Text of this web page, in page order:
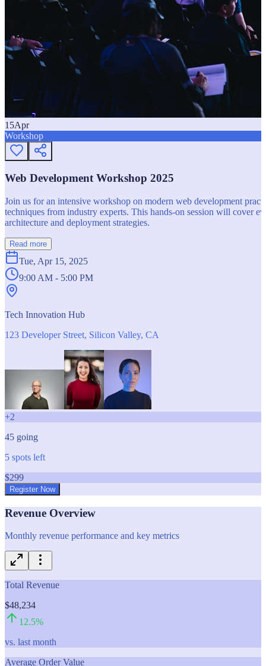
15Apr
Workshop
Web Development Workshop 2025
Join us for an intensive workshop on modern web development
techniques from industry experts. This hands-on session will cover
architecture and deployment strategies.
Read more
Tue, Apr 15, 2025
9:00 AM - 5:00 PM
Tech Innovation Hub
123 Developer Street, Silicon Valley, CA
+2
45 going
5 spots left
$299
Register Now
Revenue Overview
Monthly revenue performance and key metrics
Total Revenue
$48,234
12.5%
vs. last month
Average Order Value